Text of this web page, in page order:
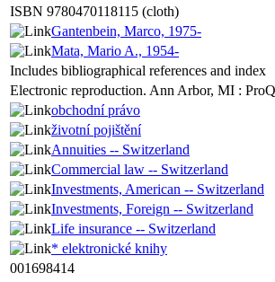
ISBN 9780470118115 (cloth)
Gantenbein, Marco, 1975-
Mata, Mario A., 1954-
Includes bibliographical references and index
Electronic reproduction. Ann Arbor, MI :
obchodní právo
životní pojištění
Annuities -- Switzerland
Commercial law -- Switzerland
Investments, American -- Switzerland
Investments, Foreign -- Switzerland
Life insurance -- Switzerland
* elektronické knihy
001698414